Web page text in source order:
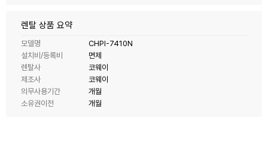
렌탈 상품 요약
모델명
CHPI-7410N
설치비/등록비
면제
렌탈사
코웨이
제조사
코웨이
의무사용기간
개월
소유권이전
개월